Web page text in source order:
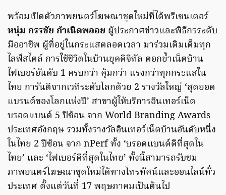
พร้อมเปิดตัวภาพยนตร์โฆษณาชุดใหม่ที่ได้พรีเซนเตอร์
หนุ่ม กรรชัย กำเนิดพลอย ผู้ประกาศข่าวและพิธีกรระดับ
มืออาชีพ ผู้ที่อยู่ในกระแสตลอดเวลา มาร่วมเติมเต็มทุก
ไลฟ์สไตล์ การใช้ชีวิตในบ้านยุคดิจิทัล ตอกย้ำเน็ตบ้าน
ไฟเบอร์อันดับ 1 ครบกว่า คุ้มกว่า แรงกว่าทุกกระแสใน
ไทย การันตีจากเวทีระดับโลกด้วย 2 รางวัลใหญ่ ‘สุดยอด
แบรนด์ของโลกแห่งปี’ สาขาผู้ให้บริการอินเทอร์เน็ต
บรอดแบนด์ 5 ปีซ้อน จาก World Branding Awards
ประเทศอังกฤษ รวมทั้งรางวัลอินเทอร์เน็ตบ้านอันดับหนึ่ง
ในไทย 2 ปีซ้อน จาก nPerf ทั้ง ‘บรอดแบนด์ดีที่สุดใน
ไทย’ และ ‘ไฟเบอร์ดีที่สุดในไทย’ ทั้งนี้สามารถรับชม
ภาพยนตร์โฆษณาชุดใหม่ได้ทางโทรทัศน์และออนไลน์ทั่ว
ประเทศ ตั้งแต่วันที่ 17 พฤษภาคมเป็นต้นไป